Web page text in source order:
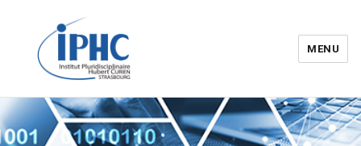
Institut pluridisciplinaire Hubert
Curien – IPHC
MENU